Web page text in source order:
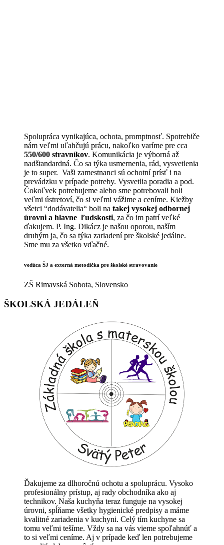
Spolupráca vynikajúca, ochota, promptnosť. Spotrebiče
nám veľmi uľahčujú prácu, nakoľko varíme pre cca
550/600 stravníkov. Komunikácia je výborná až
nadštandardná. Čo sa týka usmernenia, rád, vysvetlenia
je to super. Vaši zamestnanci sú ochotní prísť i na
prevádzku v prípade potreby. Vysvetlia poradia a pod.
Čokoľvek potrebujeme alebo sme potrebovali boli
veľmi ústretoví, čo si veľmi vážime a ceníme. Kiežby
všetci “dodávatelia“ boli na takej vysokej odbornej
úrovni a hlavne ľudskosti, za čo im patrí veľké
ďakujem. P. Ing. Dikácz je našou oporou, naším
druhým ja, čo sa týka zariadení pre školské jedálne.
Sme mu za všetko vďačné.
vedúca ŠJ a externá metodička pre školské stravovanie
ZŠ Rimavská Sobota, Slovensko
ŠKOLSKÁ JEDÁLEŇ
Ďakujeme za dlhoročnú ochotu a spoluprácu. Vysoko
profesionálny prístup, aj rady obchodníka ako aj
technikov. Naša kuchyňa teraz funguje na vysokej
úrovni, spĺňame všetky hygienické predpisy a máme
kvalitné zariadenia v kuchyni. Celý tím kuchyne sa
tomu veľmi tešíme. Vždy sa na vás vieme spoľahnúť a
to si veľmi ceníme. Aj v prípade keď len potrebujeme